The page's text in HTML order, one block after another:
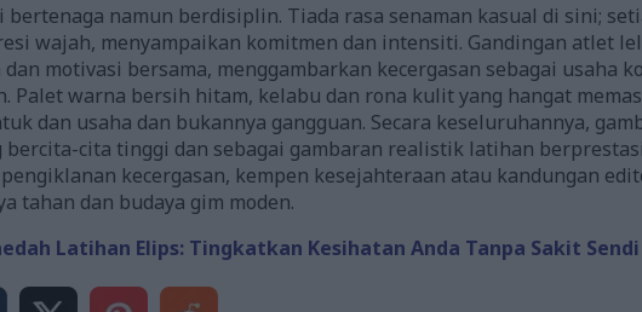
namun berdisiplin. Tiada rasa senaman kasual di sini;
wajah, menyampaikan komitmen dan intensiti. Gandingan atlet
motivasi bersama, menggambarkan kecergasan sebagai usaha
Palet warna bersih hitam, kelabu dan rona kulit yang hangat
dan usaha dan bukannya gangguan. Secara keseluruhannya,
bercita-cita tinggi dan sebagai gambaran realistik latihan
kecergasan, kempen kesejahteraan atau kandungan
tahan dan budaya gim moden.
Latihan Elips: Tingkatkan Kesihatan Anda Tanpa Sakit Sendi